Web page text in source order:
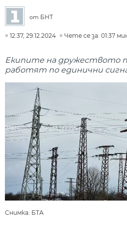
от БНТ
12:37, 29.12.2024 Чете се за: 01:37
Екипите на дружеството
работят по единични
Снимка: БТА